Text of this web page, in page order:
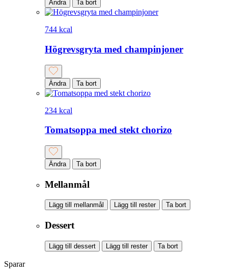
Ändra Ta bort
744 kcal
Högrevsgryta med champinjoner
Ändra Ta bort
234 kcal
Tomatsoppa med stekt chorizo
Ändra Ta bort
Mellanmål
Lägg till mellanmål Lägg till rester Ta bort
Dessert
Lägg till dessert Lägg till rester Ta bort
Sparar